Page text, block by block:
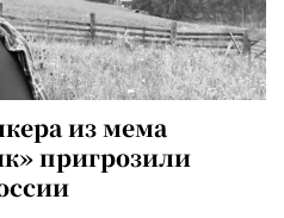
из мема
пригрозили